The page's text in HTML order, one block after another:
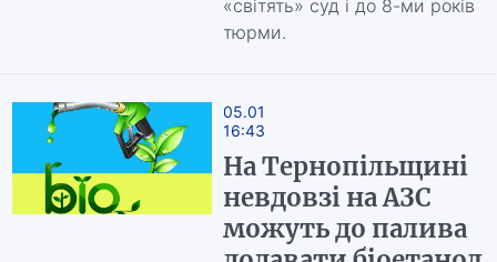
«світять» суд і до 8-ми років
тюрми.
05.01
16:43
На Тернопільщині
невдовзі на АЗС
можуть до палива